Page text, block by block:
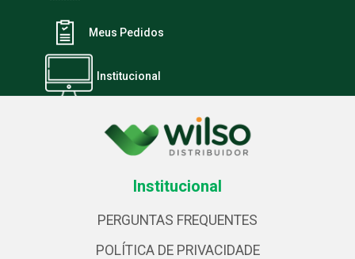
Meus Pedidos
Institucional
Institucional
PERGUNTAS FREQUENTES
POLÍTICA DE PRIVACIDADE